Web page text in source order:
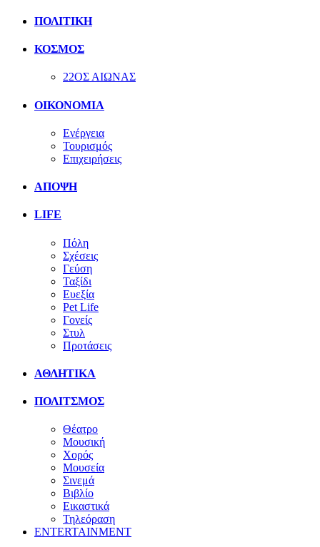
ΠΟΛΙΤΙΚΗ
ΚΟΣΜΟΣ
22ΟΣ ΑΙΩΝΑΣ
ΟΙΚΟΝΟΜΙΑ
Ενέργεια
Τουρισμός
Επιχειρήσεις
ΑΠΟΨΗ
LIFE
Πόλη
Σχέσεις
Γεύση
Ταξίδι
Ευεξία
Pet Life
Γονείς
Στυλ
Προτάσεις
ΑΘΛΗΤΙΚΑ
ΠΟΛΙΤΣΜΟΣ
Θέατρο
Μουσική
Χορός
Μουσεία
Σινεμά
Βιβλίο
Εικαστικά
Τηλεόραση
ENTERTAINMENT